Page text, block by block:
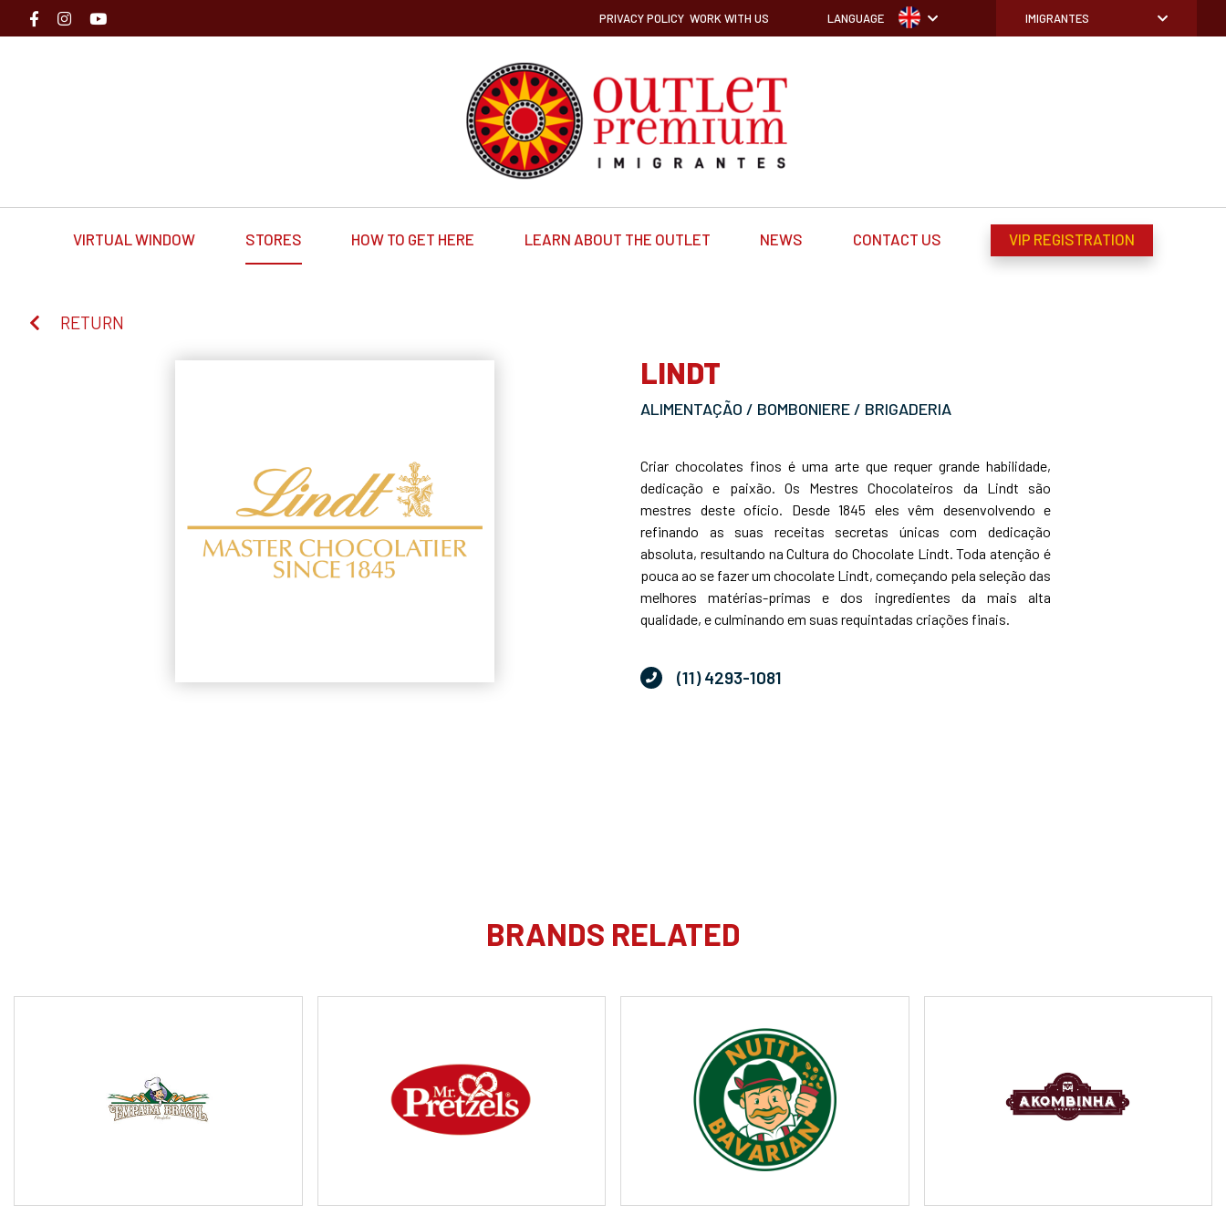
PRIVACY POLICY WORK WITH US LANGUAGE IMIGRANTES
VIRTUAL WINDOW STORES HOW TO GET HERE LEARN ABOUT THE OUTLET NEWS CONTACT US VIP REGISTRATION
RETURN
LINDT
ALIMENTAÇÃO / BOMBONIERE / BRIGADERIA
Criar chocolates finos é uma arte que requer grande habilidade,
dedicação e paixão. Os Mestres Chocolateiros da Lindt são
mestres deste ofício. Desde 1845 eles vêm desenvolvendo e
refinando as suas receitas secretas únicas com dedicação
absoluta, resultando na Cultura do Chocolate Lindt. Toda atenção é
pouca ao se fazer um chocolate Lindt, começando pela seleção das
melhores matérias-primas e dos ingredientes da mais alta
qualidade, e culminando em suas requintadas criações finais.
(11) 4293-1081
BRANDS RELATED